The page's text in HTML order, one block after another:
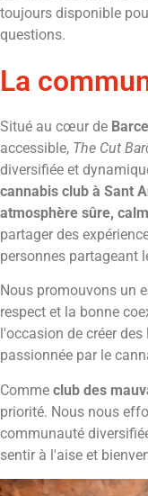
toujours disponible
questions.
La
Situé au cœur de
accessible, The Cut
diversifiée et
cannabis club à Sant
atmosphère sûre,
partager des
personnes partageant
Nous promouvons un
respect et la bonne
l'occasion de créer
passionnée par le
Comme club des
priorité. Nous nous
communauté
sentir à l'aise et